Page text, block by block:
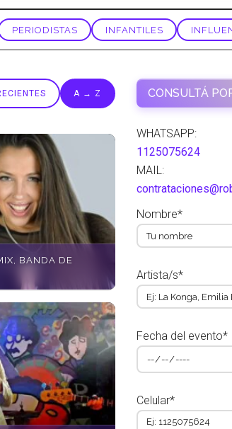
PERIODISTAS INFANTILES
A → Z
BANDA DE
CONSULTÁ
WHATSAPP:
1125075624
MAIL:
Nombre*
Artista/s*
Fecha del evento*
Celular*